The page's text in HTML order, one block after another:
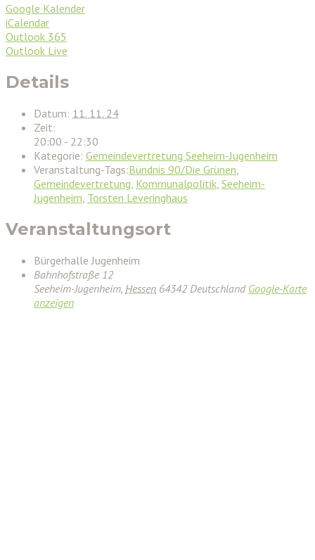
Google Kalender
iCalendar
Outlook 365
Outlook Live
Details
Datum: 11. 11. 24
Zeit:
20:00 - 22:30
Kategorie: Gemeindevertretung Seeheim-Jugenheim
Veranstaltung-Tags:Bündnis 90/Die Grünen
Gemeindevertretung Kommunalpolitik Seeheim-
Jugenheim Torsten Leveringhaus
Veranstaltungsort
Bürgerhalle Jugenheim
Bahnhofstraße 12
Seeheim-Jugenheim, Hessen 64342 Deutschland Google-Karte
anzeigen